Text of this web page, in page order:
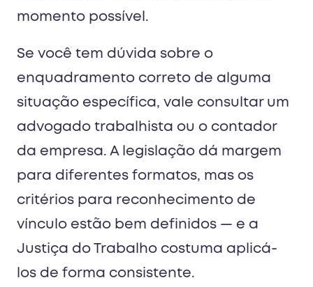
momento possível.
Se você tem dúvida sobre o
enquadramento correto de alguma
situação específica, vale consultar um
advogado trabalhista ou o contador
da empresa. A legislação dá margem
para diferentes formatos, mas os
critérios para reconhecimento de
vínculo estão bem definidos — e a
Justiça do Trabalho costuma aplicá-
los de forma consistente.